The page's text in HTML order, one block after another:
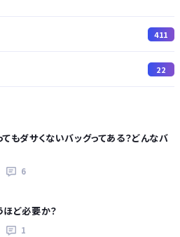
411
22
もダサくないバッグってある？どんなバ
6
ほど必要か？
1